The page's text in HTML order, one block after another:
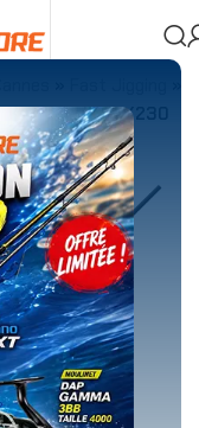
1.78m MAX230